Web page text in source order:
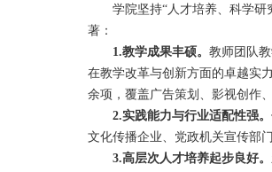
学院坚持“人才培养、科学
著：
1.教学成果丰硕。 教师团队
在教学改革与创新方面的卓越实
余项，覆盖广告策划、影视创作
2.实践能力与行业适配性强。
文化传播企业、党政机关宣传部
3.高层次人才培养起步良好。